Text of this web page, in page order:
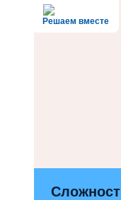
Решаем вместе